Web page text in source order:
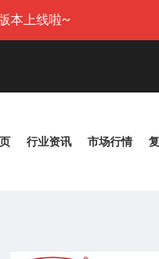
本上线啦~
行业资讯 市场行情